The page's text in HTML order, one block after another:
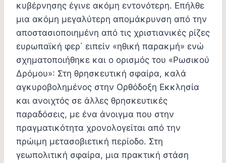
κυβέρνησης έγινε ακόμη εντονότερη. Επήλθε
μια ακόμη μεγαλύτερη απομάκρυνση από την
αποστασιοποιημένη από τις χριστιανικές ρίζες
ευρωπαϊκή φερ΄ ειπείν «ηθική παρακμή» ενώ
σχηματοποιήθηκε και ο ορισμός του «Ρωσικού
Δρόμου»: Στη θρησκευτική σφαίρα, καλά
αγκυροβολημένος στην Ορθόδοξη Εκκλησία
και ανοιχτός σε άλλες θρησκευτικές
παραδόσεις, με ένα άνοιγμα που στην
πραγματικότητα χρονολογείται από την
πρώιμη μετασοβιετική περίοδο. Στη
γεωπολιτική σφαίρα, μια πρακτική στάση